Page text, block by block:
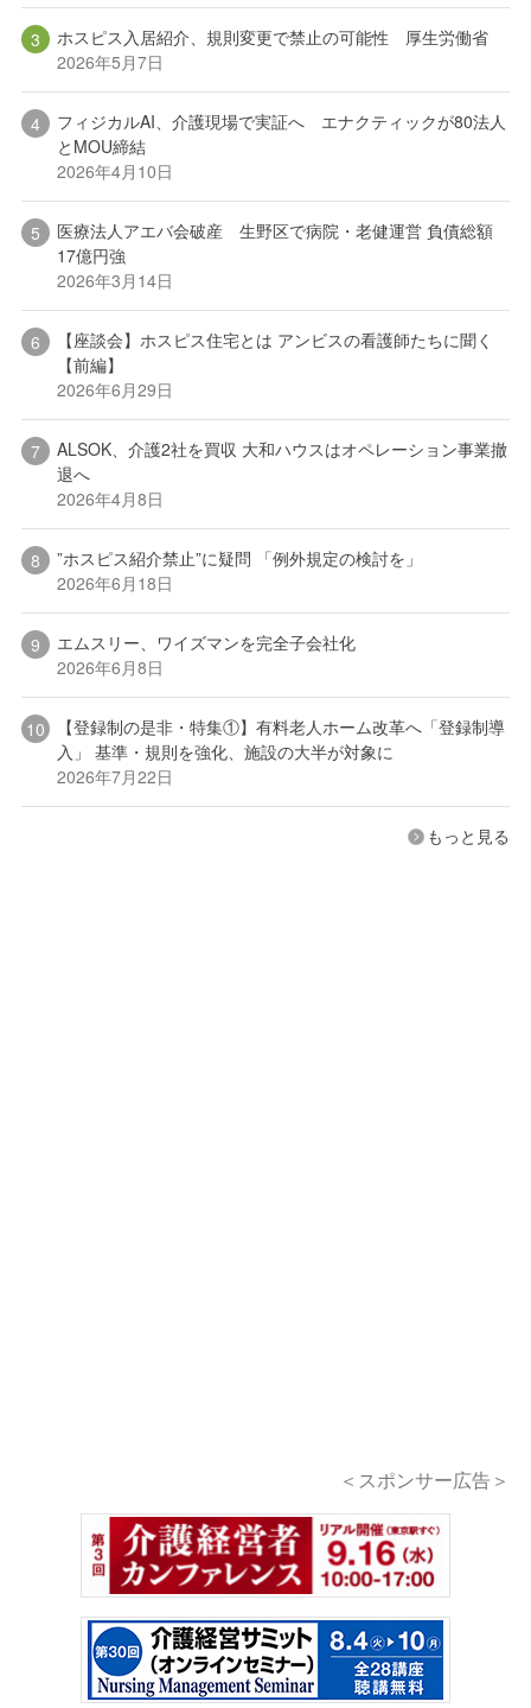
ホスピス入居紹介、規則変更で禁止の可能性 厚生労働省
2026年5月7日
フィジカルAI、介護現場で実証へ エナクティックが80法人
とMOU締結
2026年4月10日
医療法人アエバ会破産 生野区で病院・老健運営 負債総額
17億円強
2026年3月14日
【座談会】ホスピス住宅とは アンビスの看護師たちに聞く
【前編】
2026年6月29日
ALSOK、介護2社を買収 大和ハウスはオペレーション事業撤
退へ
2026年4月8日
”ホスピス紹介禁止”に疑問 「例外規定の検討を」
2026年6月18日
エムスリー、ワイズマンを完全子会社化
2026年6月8日
【登録制の是非・特集①】有料老人ホーム改革へ「登録制導
入」 基準・規則を強化、施設の大半が対象に
2026年7月22日
もっと見る
＜スポンサー広告＞